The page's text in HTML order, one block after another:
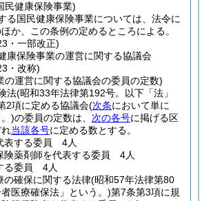
民健康保険事業)
る国民健康保険事業については、法令に
か、この条例の定めるところによる。
・一部改正)
康保険事業の運営に関する協議会
・改称)
の運営に関する協議会の委員の定数)
法(昭和33年法律第192号。以下「法」
2項に定める協議会(次条において単に
)の委員の定数は、 次の各号に掲げる区
当該各号に定める数とする。
表する委員 4人
険薬剤師を代表する委員 4人
る委員 4人
の確保に関する法律(昭和57年法律第80
医療確保法」という。)第7条第3項に規